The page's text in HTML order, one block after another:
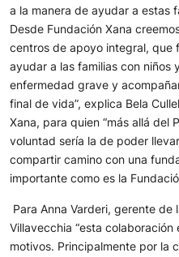
a la manera de ayudar a estas
Desde Fundación Xana
centros de apoyo integral, que
ayudar a las familias con niños
enfermedad grave y
final de vida”, explica Bela
Xana, para quien “más allá del
voluntad sería la de poder
compartir camino con una
importante como es la
Para Anna Varderi, gerente de
Villavecchia “esta
motivos. Principalmente por la